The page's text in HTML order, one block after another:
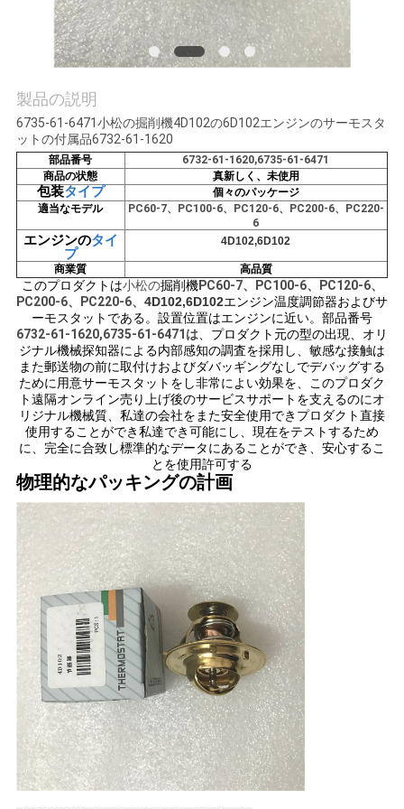
絡
し
な
さ
い
BLOG
地
図
PRIVACY
POLICY
製品の説明
6735-61-6471小松の掘削機4D102の6D102エンジンのサーモスタ
ットの付属品6732-61-1620
部品番号
6732-61-1620,6735-61-6471
商品の状態
真新しく、未使用
包装タイプ
個々のパッケージ
適当なモデル
PC60-7、PC100-6、PC120-6、PC200-6、PC220-
6
エンジンのタイ
プ
4D102,6D102
商業質 高品質
このプロダクトは小松の掘削機PC60-7、PC100-6、PC120-6、
PC200-6、PC220-6、 4D102,6D102エンジン温度調節器およびサ
ーモスタット である。 設置位置はエンジンに近い。 部品番号
6732-61-1620,6735-61-6471は、プロダクト元の型の出現、オリ
ジナル機械探知器による内部感知の調査を採用し、敏感な接触は
また郵送物の前に取付けおよびダバッギングなしでデバッグする
ために用意サーモスタットをし非常によい効果を、このプロダク
ト遠隔オンライン売り上げ後のサービスサポートを支えるのにオ
リジナル機械質、私達の会社をまた安全使用できプロダクト直接
使用することができ私達でき可能にし、現在をテストするため
に、完全に合致し標準的なデータにあることができ、安心するこ
とを使用許可する
物理的なパッキングの計画